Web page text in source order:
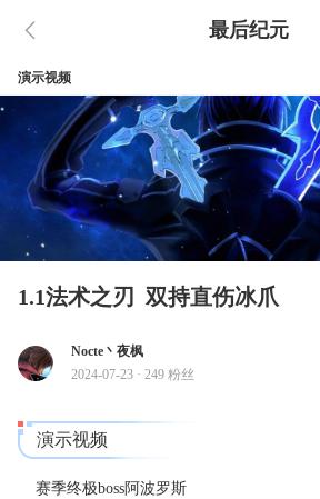
最后纪元
演示视频
1.1法术之刃 双持直伤冰爪
Nocte丶夜枫
2024-07-23 · 249 粉丝
演示视频
赛季终极boss阿波罗斯